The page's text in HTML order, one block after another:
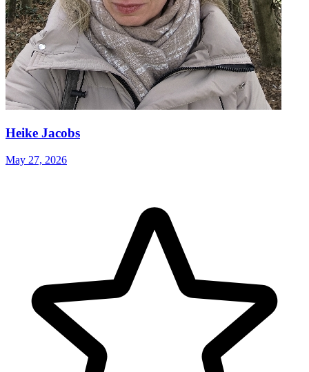
Heike Jacobs
May 27, 2026